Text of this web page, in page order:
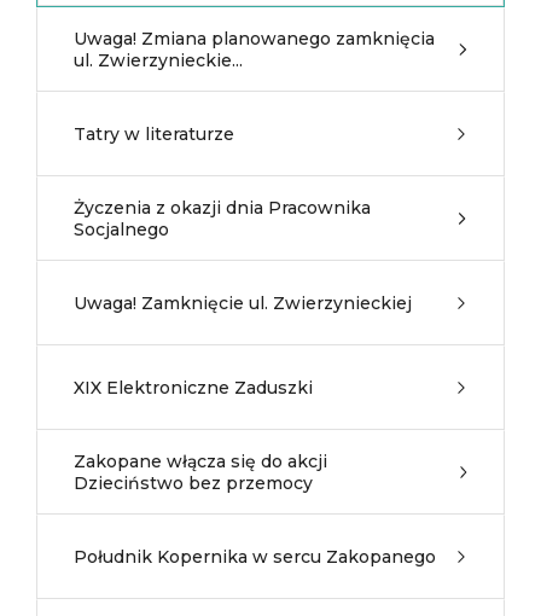
Uwaga! Zmiana planowanego zamknięcia
ul. Zwierzynieckie...
Tatry w literaturze
Życzenia z okazji dnia Pracownika
Socjalnego
Uwaga! Zamknięcie ul. Zwierzynieckiej
XIX Elektroniczne Zaduszki
Zakopane włącza się do akcji
Dzieciństwo bez przemocy
Południk Kopernika w sercu Zakopanego